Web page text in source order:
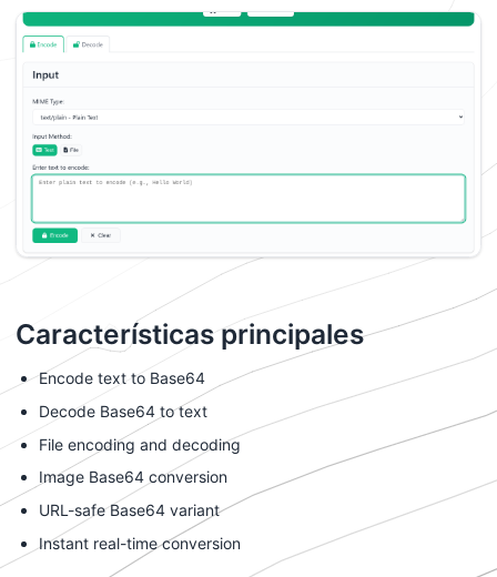
Características principales
Encode text to Base64
Decode Base64 to text
File encoding and decoding
Image Base64 conversion
URL-safe Base64 variant
Instant real-time conversion